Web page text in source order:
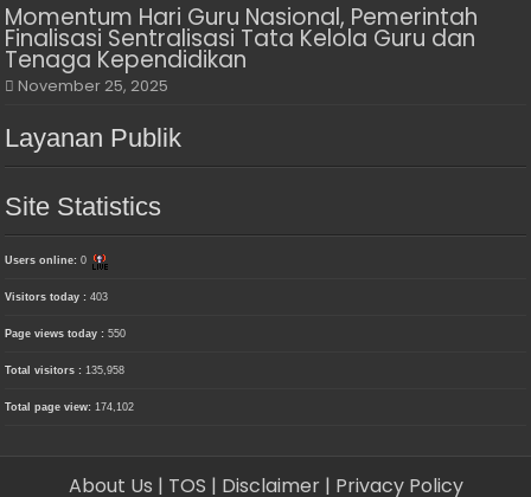
Momentum Hari Guru Nasional, Pemerintah
Finalisasi Sentralisasi Tata Kelola Guru dan
Tenaga Kependidikan
November 25, 2025
Layanan Publik
Site Statistics
Users online:0
Visitors today :403
Page views today :550
Total visitors :135,958
Total page view:174,102
About Us | TOS | Disclaimer | Privacy Policy